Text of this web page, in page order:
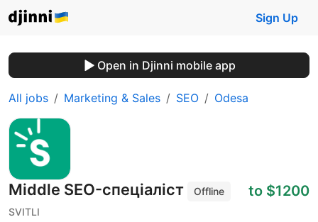
Sign Up
Open in Djinni mobile app
All jobs Marketing & Sales SEO Odesa
Middle SEO-спеціаліст
Offline
SVITLI
to $1200